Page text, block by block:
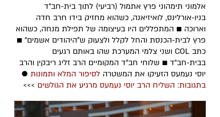
אלמוני תימהוני פרץ אתמול (רביעי) לתוך בית-חב"ד
בניו-אורלינס, לואיזיאנה, כשהוא מחזיק בידו חרב חדה
וארוכה ■ המתפללים היו בעיצומה של תפילת מנחה, כשהוא
פרץ לבית-הכנסת והחל לקלל ולצעוק ש"היהודים אשמים" ■
כתב COL ושני צלמי המערכת שהו באותם רגעים
בבית-חב"ד ■ שלוחי חב"ד המקומיים הרב זליג ריבקין והרב
יוסי נעמעס הזעיקו את המשטרה לסיפור המלא ותמונות●
בתגובות: השליח הרב יוסי נעמעס מרגיע את הגולשים >>>